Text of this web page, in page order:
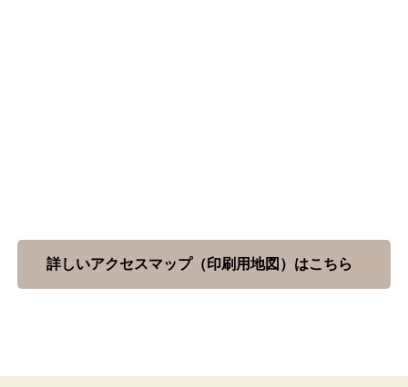
詳しいアクセスマップ（印刷用地図）はこちら